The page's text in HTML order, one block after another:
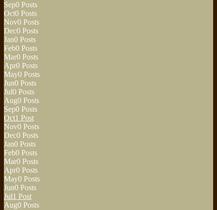
Sep0 Posts
Oct0 Posts
Nov0 Posts
Dec0 Posts
Jan0 Posts
Feb0 Posts
Mar0 Posts
Apr0 Posts
May0 Posts
Jun0 Posts
Jul0 Posts
Aug0 Posts
Sep0 Posts
Oct1 Post
Nov0 Posts
Dec0 Posts
Jan0 Posts
Feb0 Posts
Mar0 Posts
Apr0 Posts
May0 Posts
Jun0 Posts
Jul1 Post
Aug0 Posts